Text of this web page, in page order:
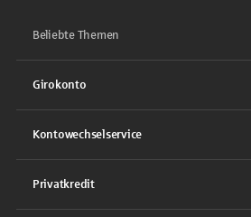
Beliebte Themen
Girokonto
Kontowechselservice
Privatkredit